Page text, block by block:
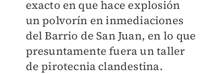
exacto en que hace explosión
un polvorín en inmediaciones
del Barrio de San Juan, en lo que
presuntamente fuera untaller
de pirotecnia clandestina.